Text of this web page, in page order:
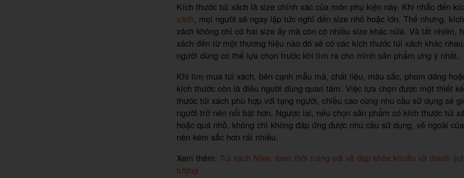
Kích thước túi xách là size chính xác của món phụ kiện này. Khi nhắc đến
xách, mọi người sẽ ngay lập tức nghĩ đến size nhỏ hoặc lớn. Thế nhưng,
xách không chỉ có hai size ấy mà còn có nhiều size khác nữa. Và tất nhiên,
xách đến từ một thương hiệu nào đó sẽ có các kích thước túi xách khác
người dùng có thể lựa chọn trước khi tìm ra cho mình sản phẩm ưng ý nhất.
Khi tìm mua túi xách, bên cạnh mẫu mã, chất liệu, màu sắc, phom dáng
kích thước còn là điều người dùng quan tâm. Việc lựa chọn được một thiết
thước túi xách phù hợp với tạng người, chiều cao cùng nhu cầu sử dụng sẽ
người trở nên nổi bật hơn. Ngược lại, nếu chọn sản phẩm có kích thước túi
hoặc quá nhỏ, không chỉ không đáp ứng được nhu cầu sử dụng, vẻ ngoài
nên kém sắc hơn rất nhiều.
Xem thêm: Túi xách Nike, item thời trang với vẻ đẹp khỏe khoắn và thanh
tượng